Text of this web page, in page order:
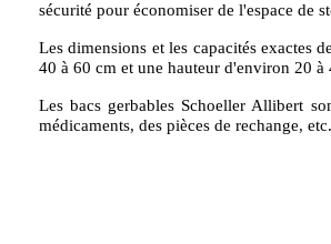
sécurité pour économiser de l'espace de
Les dimensions et les capacités exactes
40 à 60 cm et une hauteur d'environ 20
Les bacs gerbables Schoeller Allibert
médicaments, des pièces de rechange,